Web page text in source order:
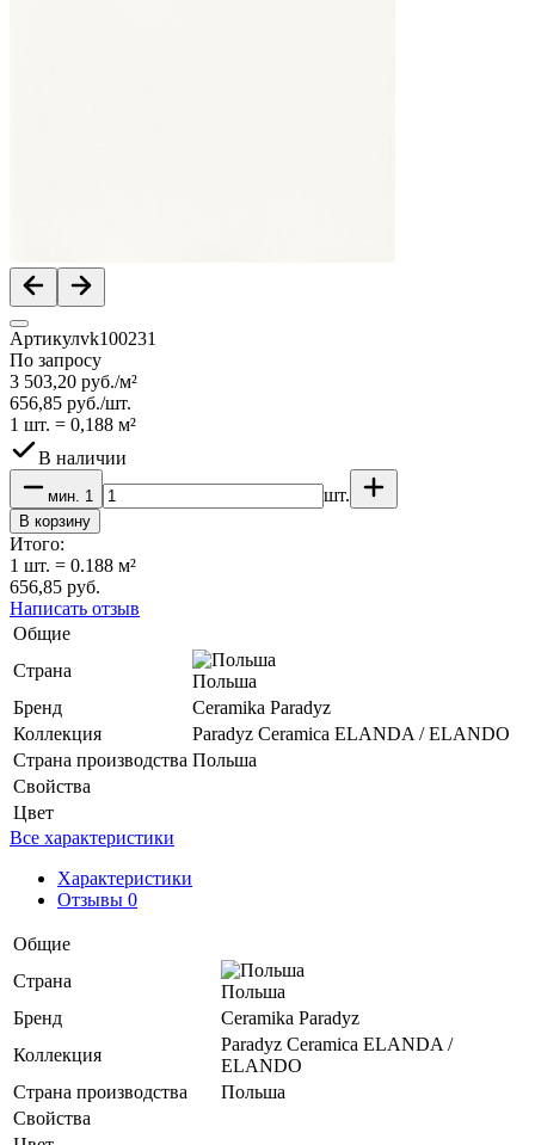
Артикулvk100231
По запросу
3 503,20 руб./м²
656,85 руб./шт.
1 шт. = 0,188 м²
В наличии
мин. 1 шт.
В корзину
Итого:
1 шт. = 0.188 м²
656,85 руб.
Написать отзыв
Общие
Страна
Польша
Бренд
Ceramika Paradyz
Коллекция
Paradyz Ceramica ELANDA / ELANDO
Страна производства Польша
Свойства
Цвет
Все характеристики
Характеристики
Отзывы 0
Общие
Страна
Польша
Бренд
Ceramika Paradyz
Коллекция
Paradyz Ceramica ELANDA /
ELANDO
Страна производства
Польша
Свойства